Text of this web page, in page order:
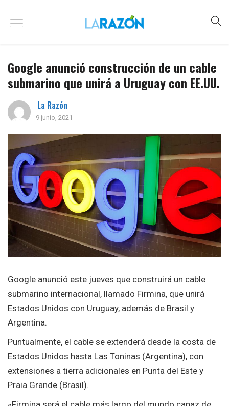
Google anunció construcción de un cable
submarino que unirá a Uruguay con EE.UU.
La Razón
9 junio, 2021
Google anunció este jueves que construirá un cable
submarino internacional, llamado Firmina, que unirá
Estados Unidos con Uruguay, además de Brasil y
Argentina.
Puntualmente, el cable se extenderá desde la costa de
Estados Unidos hasta Las Toninas (Argentina), con
extensiones a tierra adicionales en Punta del Este y
Praia Grande (Brasil).